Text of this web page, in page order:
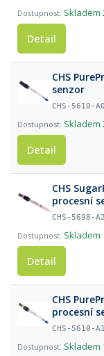
Skladem
Detail
CHS
senzor
CHS-5610-
Skladem
Detail
CHS
procesní
CHS-5698-
Skladem
Detail
CHS
procesní
CHS-5610-
Skladem